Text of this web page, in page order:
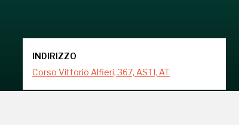
INDIRIZZO
Corso Vittorio Alfieri, 367, ASTI, AT